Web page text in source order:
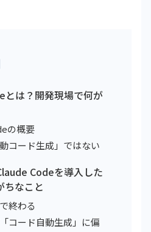
とは？開発現場で何が
の概要
コード生成」ではない
Codeを導入した
ちなこと
終わる
コード自動生成」に偏